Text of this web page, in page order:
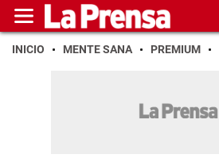
INICIO MENTE SANA PREMIUM